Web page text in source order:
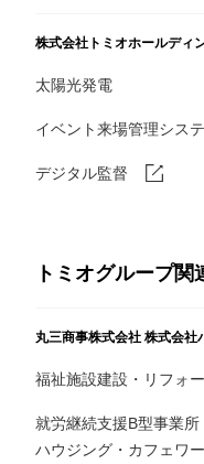
株式会社トミオホールディ
太陽光発電
イベント来場管理シス
デジタル監督
トミオグループ関
丸三商事株式会社 株式会社
福祉施設建設・リフォ
就労継続支援B型事業
ハウジング・カフェワ